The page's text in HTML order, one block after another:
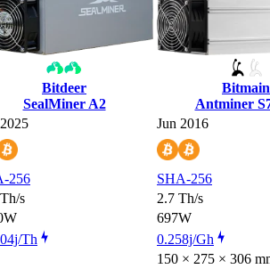
Bitdeer
SealMiner A2
Bitmain
Antminer
Jun 2016
256
SHA-256
s
2.7 Th/s
697W
Th
0.258j/Gh
150 × 275 × 306